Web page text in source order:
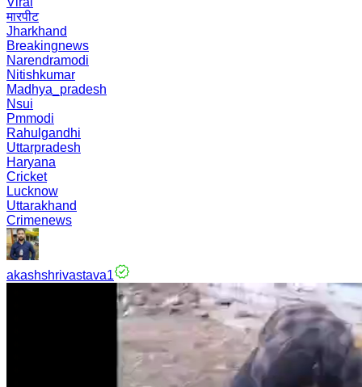
मारपीट
Jharkhand
Breakingnews
Narendramodi
Nitishkumar
Madhya_pradesh
Nsui
Pmmodi
Rahulgandhi
Uttarpradesh
Haryana
Cricket
Lucknow
Uttarakhand
Crimenews
akashshrivastava1